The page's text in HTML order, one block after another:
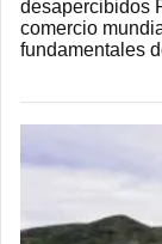
desapercibidos
comercio
fundamentales